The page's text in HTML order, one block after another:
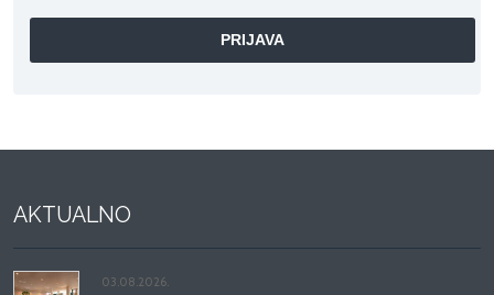
AKTUALNO
03.08.2026.